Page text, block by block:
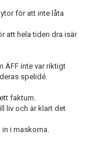
för att inte låta
att hela tiden dra isär
ÄFF inte var riktigt
spelidé.
faktum.
liv och är klart det
in i maskorna.